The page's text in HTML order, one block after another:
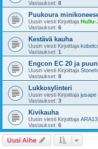
Vastaukset: 8
Puukoura
Uusin viesti Kirjoittaja Hullu-
Vastaukset: 6
Kestävä kauha
Uusin viesti Kirjoittaja
Vastaukset: 1
Engcon EC 20 ja
Uusin viesti Kirjoittaja
Vastaukset: 8
Lukkosylinteri
Uusin viesti Kirjoittaja jusape
Vastaukset: 3
Kivikauha
Uusin viesti Kirjoittaja
Vastaukset: 6
Uusi Aihe